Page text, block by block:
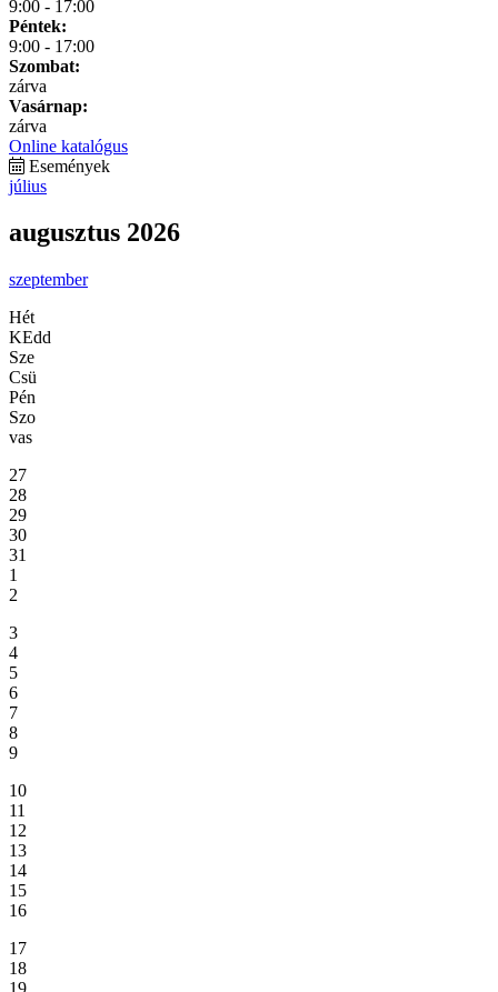
9:00 - 17:00
Péntek:
9:00 - 17:00
Szombat:
zárva
Vasárnap:
zárva
Online katalógus
Események
július
augusztus 2026
szeptember
Hét
KEdd
Sze
Csü
Pén
Szo
vas
27
28
29
30
31
1
2
3
4
5
6
7
8
9
10
11
12
13
14
15
16
17
18